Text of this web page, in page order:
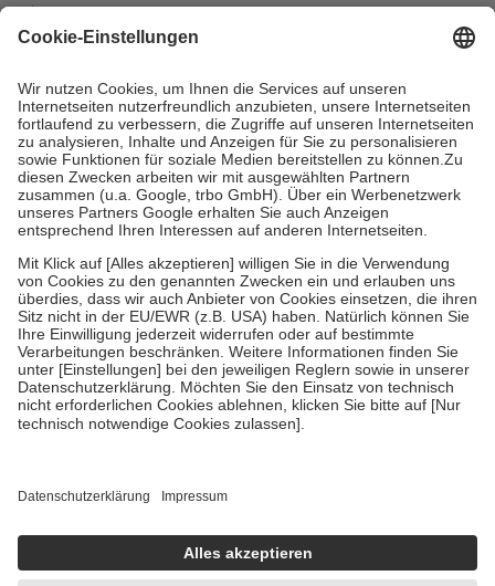
mit.
Grundsätzlich leisten Mitglieder Zuzahlungen in Höhe von zehn
höchstens zehn Euro.
Es sind jedoch nie mehr als die tatsächlichen
Kosten der Leistung zu entrichten.
Diese Regeln gelten grundsätzlich auch für Online-Apotheken.
Bei Heilmitteln und häuslicher Krankenpflege beträgt die
Zuzahlung zehn Prozent der Kosten sowie zehn Euro je
Verordnung.
Um das Engagement der Versicherten für ihre eigene Gesundheit zu
stärken und die besondere Stellung der Familie zu unterstützen,
fallenkeine Zuzahlungenan bei:
• Kindern und Jugendlichen bis zum vollendeten 18. Lebensjahr
mit Ausnahme der Fahrkosten
• Untersuchungen zur Vorsorge und Früherkennung, die von der
GKV getragen werden
• empfohlenen Schutzimpfungen
• Harn- und Blutteststreifen
getroffen, um sicherzustellen, dass es sich um echte Bewertungen
https://help.etrusted.com/hc/de/articles/4419944605341
Einige Bilder und Inhalte wurden unter Zuhilfenahme künstlicher